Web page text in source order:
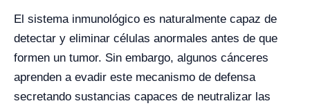
El sistema inmunológico es naturalmente capaz de
detectar y eliminar células anormales antes de que
formen un tumor. Sin embargo, algunos cánceres
aprenden a evadir este mecanismo de defensa
secretando sustancias capaces de neutralizar las